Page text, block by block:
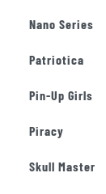
Nano Series
Patriotica
Pin-Up Girls
Piracy
Skull Master